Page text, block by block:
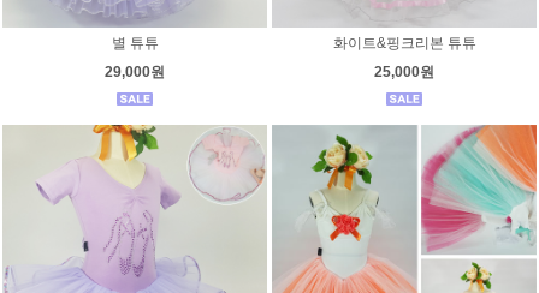
별 튜튜
29,000원
화이트&핑크리본 튜튜
25,000원